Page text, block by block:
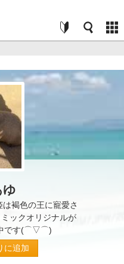
ゆ
褐色の王に寵愛さ
ックオリジナルが
です(⌒▽⌒)
に追加